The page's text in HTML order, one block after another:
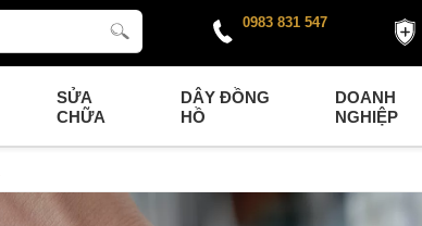
0983 831 547
SỬA
CHỮA
DÂY ĐỒNG
HỒ
DOANH
NGHIỆP